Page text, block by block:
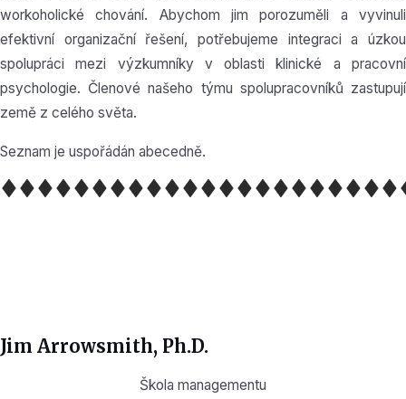
workoholické chování. Abychom jim porozuměli a vyvinuli
efektivní organizační řešení, potřebujeme integraci a úzkou
spolupráci mezi výzkumníky v oblasti klinické a pracovní
psychologie. Členové našeho týmu spolupracovníků zastupují
země z celého světa.
Seznam je uspořádán abecedně.
Jim Arrowsmith, Ph.D.
Škola managementu